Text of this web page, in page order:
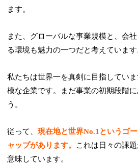
ます。
また、グローバルな事業規模と、会
る環境も魅力の一つだと考えています
私たちは世界一を真剣に目指してい
模な企業です。まだ事業の初期段階
う。
従って、現在地と世界No.1というゴ
ャップがあります。
これは日々の課
意味しています。